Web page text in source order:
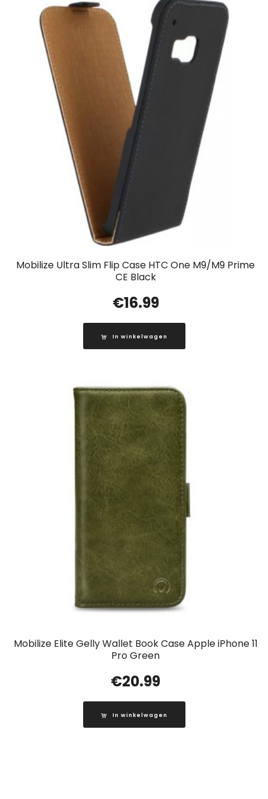
Mobilize Ultra Slim Flip Case HTC One M9/M9 Prime
CE Black
€16.99
In winkelwagen
Mobilize Elite Gelly Wallet Book Case Apple iPhone 11
Pro Green
€20.99
In winkelwagen